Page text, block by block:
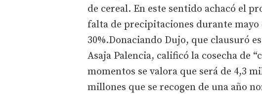
de cereal. En este sentido achacó el
falta de precipitaciones durante mayo
30%.Donaciando Dujo, que clausuró
Asaja Palencia, calificó la cosecha de
momentos se valora que será de 4,3
millones que se recogen de una año